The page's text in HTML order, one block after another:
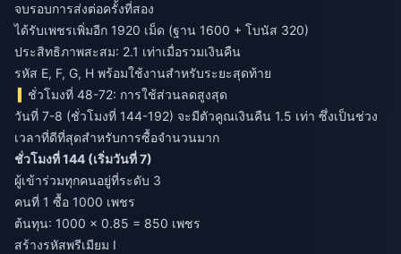
จบรอบการส่งต่อครั้งที่สอง
ได้รับเพชรเพิ่มอีก 1920 เม็ด (ฐาน 1600 + โบนัส 320)
ประสิทธิภาพสะสม: 2.1 เท่าเมื่อรวมเงินคืน
รหัส E, F, G, H พร้อมใช้งานสำหรับระยะสุดท้าย
ชั่วโมงที่ 48-72: การใช้ส่วนลดสูงสุด
วันที่ 7-8 (ชั่วโมงที่ 144-192) จะมีตัวคูณเงินคืน 1.5 เท่า ซึ่งเป็นช่วง
เวลาที่ดีที่สุดสำหรับการซื้อจำนวนมาก
ชั่วโมงที่ 144 (เริ่มวันที่ 7)
ผู้เข้าร่วมทุกคนอยู่ที่ระดับ 3
คนที่ 1 ซื้อ 1000 เพชร
ต้นทุน: 1000 × 0.85 = 850 เพชร
สร้างรหัสพรีเมียม I